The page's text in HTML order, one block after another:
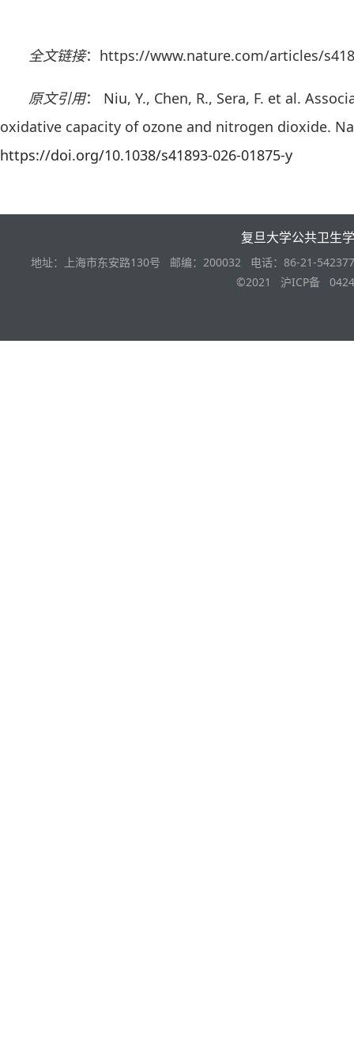
全文链接：https://www.nature.com/articles/
原文引用： Niu, Y., Chen, R., Sera, F. et al.
oxidative capacity of ozone and nitrogen dioxide.
https://doi.org/10.1038/s41893-026-01875-y
复旦大学公共卫生
地址：上海市东安路130号 邮编：200032 电话：86-21-
©2021 沪ICP备